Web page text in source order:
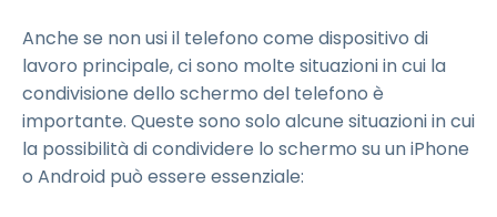
Anche se non usi il telefono come dispositivo di
lavoro principale, ci sono molte situazioni in cui la
condivisione dello schermo del telefono è
importante. Queste sono solo alcune situazioni in cui
la possibilità di condividere lo schermo su un iPhone
o Android può essere essenziale: